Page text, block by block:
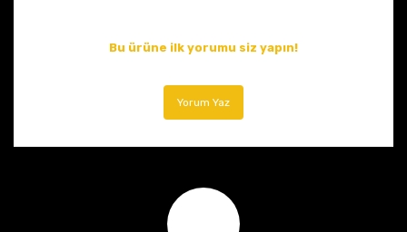
Bu ürüne ilk yorumu siz yapın!
Yorum Yaz